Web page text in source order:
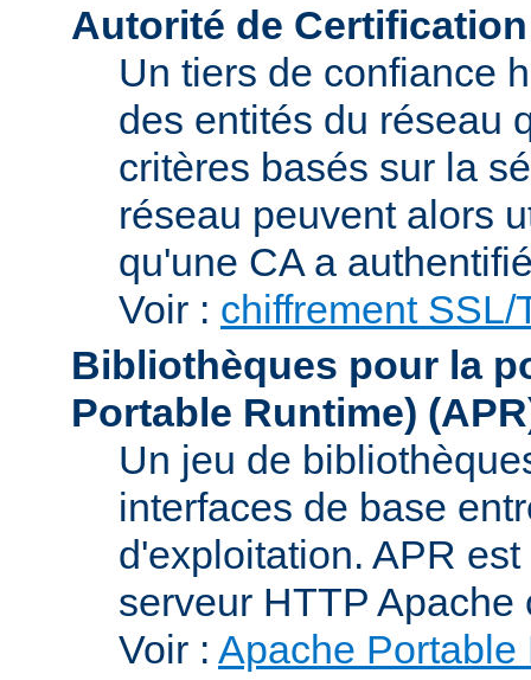
Autorité de
Un tiers de confiance
des entités du réseau
critères basés sur la
réseau peuvent alors
qu'une CA a
Voir : chiffrement SSL/
Bibliothèques pour la
Portable Runtime)
Un jeu de
interfaces de base
d'exploitation. APR
serveur HTTP
Voir : Apache